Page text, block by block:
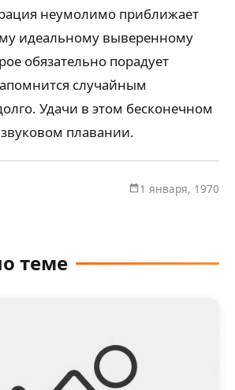
неумолимо приближает
идеальному выверенному
обязательно порадует
случайным
Удачи в этом бесконечном
плавании.
1 января, 1970
теме